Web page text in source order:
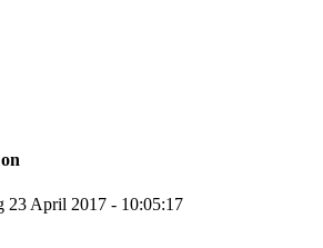
23 April 2017 - 10:05:17